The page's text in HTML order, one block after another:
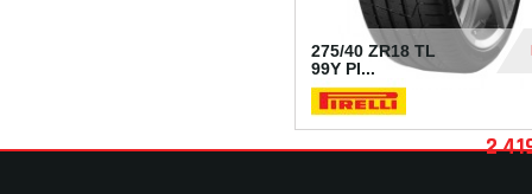
275/40 ZR18 TL
99Y PI...
2